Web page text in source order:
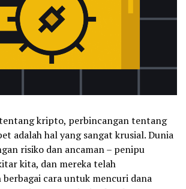
kripto, perbincangan tentang
adalah hal yang sangat krusial. Dunia
risiko dan ancaman – penipu
kita, dan mereka telah
berbagai cara untuk mencuri dana